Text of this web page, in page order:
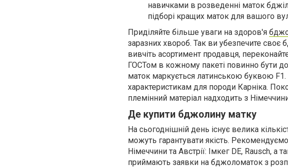
навичками в розведенні маток
підборі кращих маток для вашого
Приділяйте більше уваги на здоров'я
заразних хвороб. Так ви убезпечите
вивчіть асортимент продавця,
ГОСТом в кожному пакеті повинно бути
маток маркується латинською буквою
характеристикам для породи Карніка.
племінний матеріал надходить з
Де купити бджолину матку
На сьогоднішній день існує велика
можуть гарантувати якість.
Німеччини та Австрії: Імкег DE, Rausch,
приймають заявки на бджоломаток з